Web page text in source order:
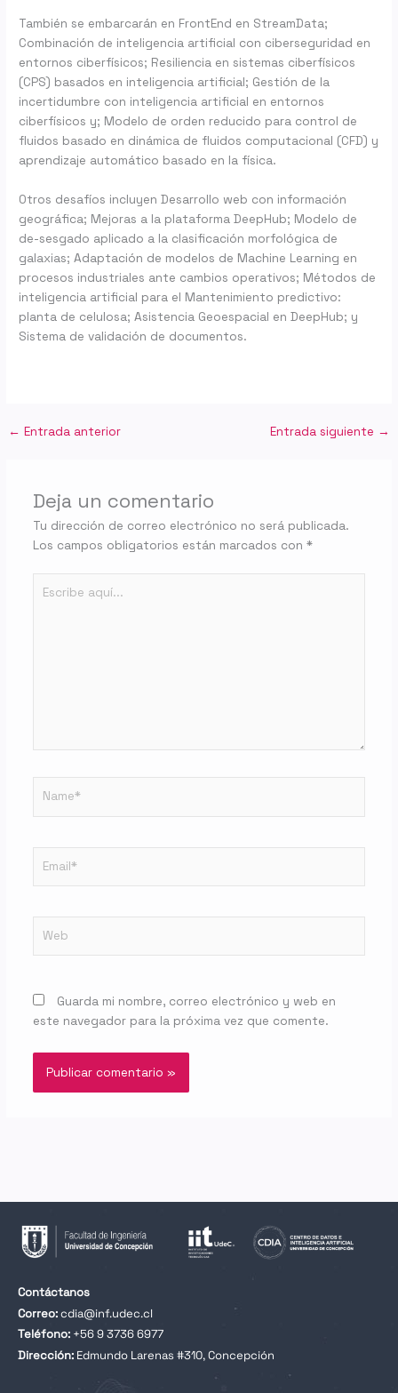
También se embarcarán en FrontEnd en StreamData;
Combinación de inteligencia artificial con ciberseguridad en
entornos ciberfísicos; Resiliencia en sistemas ciberfísicos
(CPS) basados en inteligencia artificial; Gestión de la
incertidumbre con inteligencia artificial en entornos
ciberfísicos y; Modelo de orden reducido para control de
fluidos basado en dinámica de fluidos computacional (CFD) y
aprendizaje automático basado en la física.
Otros desafíos incluyen Desarrollo web con información
geográfica; Mejoras a la plataforma DeepHub; Modelo de
de-sesgado aplicado a la clasificación morfológica de
galaxias; Adaptación de modelos de Machine Learning en
procesos industriales ante cambios operativos; Métodos de
inteligencia artificial para el Mantenimiento predictivo:
planta de celulosa; Asistencia Geoespacial en DeepHub; y
Sistema de validación de documentos.
← Entrada anterior Entrada siguiente →
Deja un comentario
Tu dirección de correo electrónico no será publicada.
Los campos obligatorios están marcados con *
aquí...
Guarda mi nombre, correo electrónico y web en
este navegador para la próxima vez que comente.
Contáctanos
Correo:cdia@inf.udec.cl
Teléfono: +56 9 3736 6977
Dirección: Edmundo Larenas #310, Concepción